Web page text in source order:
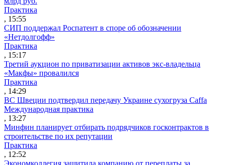
Практика
, 15:55
СИП поддержал Роспатент в споре об обозначении
«Нетдолгофф»
Практика
, 15:17
Третий аукцион по приватизации активов экс-владельца
«Макфы» провалился
Практика
, 14:29
ВС Швеции подтвердил передачу Украине сухогруза Caffa
Международная практика
, 13:27
Минфин планирует отбирать подрядчиков госконтрактов в
строительстве по их репутации
Практика
, 12:52
Экономколлегия защитила компанию от переплаты за